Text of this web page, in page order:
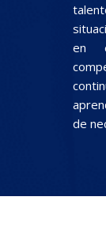
en
de